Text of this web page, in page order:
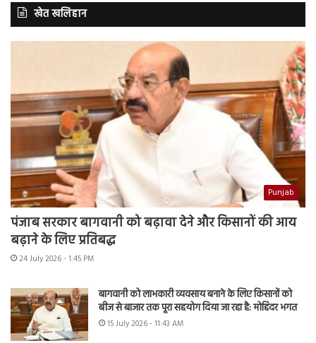
खेत खलिहान
Punjab
पंजाब सरकार बागवानी को बढ़ावा देने और किसानों की आय
बढ़ाने के लिए प्रतिबद्ध
24 July 2026 - 1:45 PM
बागवानी को लाभकारी व्यवसाय बनाने के लिए किसानों को
बीज से बाजार तक पूरा सहयोग दिया जा रहा है: मोहिंदर भगत
15 July 2026 - 11:43 AM